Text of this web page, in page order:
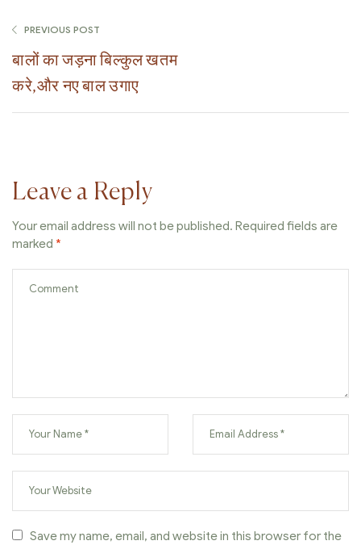
PREVIOUS POST
बालों का जड़ना बिल्कुल खतम
करे,और नए बाल उगाए
Leave a Reply
Your email address will not be published. Required fields are
marked *
Save my name, email, and website in this browser for the